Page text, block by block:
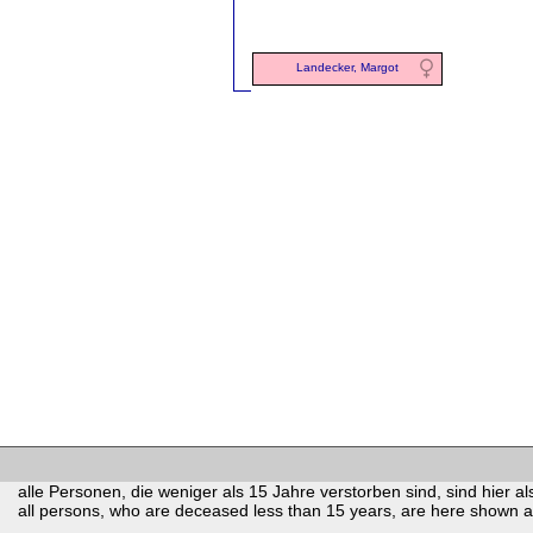
Landecker, Margot
alle Personen, die weniger als 15 Jahre verstorben sind, sind hier
all persons, who are deceased less than 15 years, are here shown